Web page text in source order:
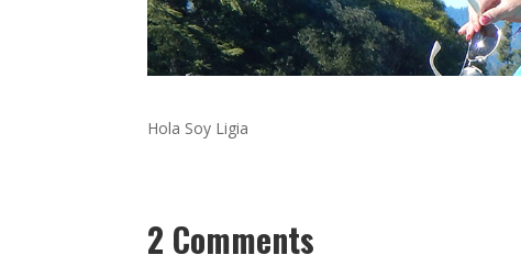
Hola Soy Ligia
2 Comments